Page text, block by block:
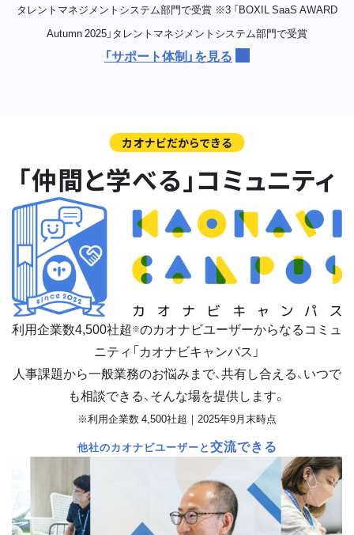
タレントマネジメントシステム部門で受賞 ※3 「BOXIL SaaS AWARD
Autumn 2025」タレントマネジメントシステム部門で受賞
「サポート体制」を見る
カオナビだからできる
「仲間と学べる」コミュニティ
利用企業数4,500社超 ※のカオナビユーザーからなるコミュ
ニティ「カオナビキャンパス」
人事課題から一般業務のお悩みまで、共有し合える、いつで
も相談できる、そんな場を提供します。
※利用企業数 4,500社超｜2025年9月末時点
他社のカオナビユーザーと交流できる